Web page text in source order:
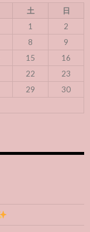
土
日
1
2
8
9
15
16
22
23
29
30